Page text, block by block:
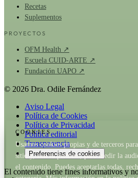
Recetas
Suplementos
PROYECTOS
OFM Health ↗
Escuela CUID-ARTE ↗
Fundación UAPO ↗
© 2026 Dra. Odile Fernández
Aviso Legal
Política de Cookies
Política de Privacidad
Política editorial
Transparencia
Preferencias de cookies
El contenido tiene fines informativos y
COOKIES
Usamos cookies propias y de terceros
sitio y, con tu permiso, para medir la
el contenido. Puedes aceptarlas todas,